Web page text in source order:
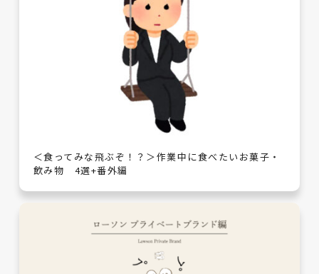
＜食ってみな飛ぶぞ！？＞作業中に食べたいお菓子・
飲み物 4選+番外編